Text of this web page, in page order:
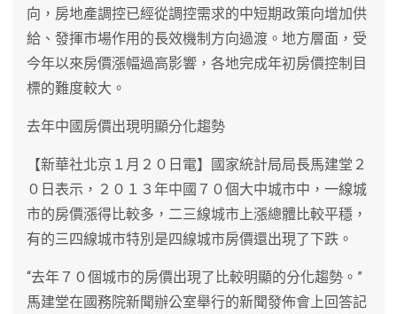
向，房地產調控已經從調控需求的中短期政策向增加供
給、發揮市場作用的長效機制方向過渡。地方層面，受
今年以來房價漲幅過高影響，各地完成年初房價控制目
標的難度較大。
去年中國房價出現明顯分化趨勢
【新華社北京１月２０日電】國家統計局局長馬建堂２
０日表示，２０１３年中國７０個大中城市中，一線城
市的房價漲得比較多，二三線城市上漲總體比較平穩，
有的三四線城市特別是四線城市房價還出現了下跌。
“去年７０個城市的房價出現了比較明顯的分化趨勢。”
馬建堂在國務院新聞辦公室舉行的新聞發佈會上回答記